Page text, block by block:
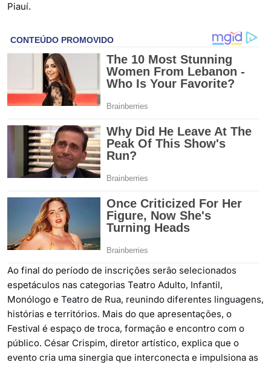
Piauí.
Ao final do período de inscrições serão selecionados
espetáculos nas categorias Teatro Adulto, Infantil,
Monólogo e Teatro de Rua, reunindo diferentes linguagens,
histórias e territórios. Mais do que apresentações, o
Festival é espaço de troca, formação e encontro com o
público. César Crispim, diretor artístico, explica que o
evento cria uma sinergia que interconecta e impulsiona as